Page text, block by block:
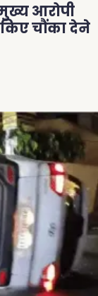
आरोपी
चौंका देने